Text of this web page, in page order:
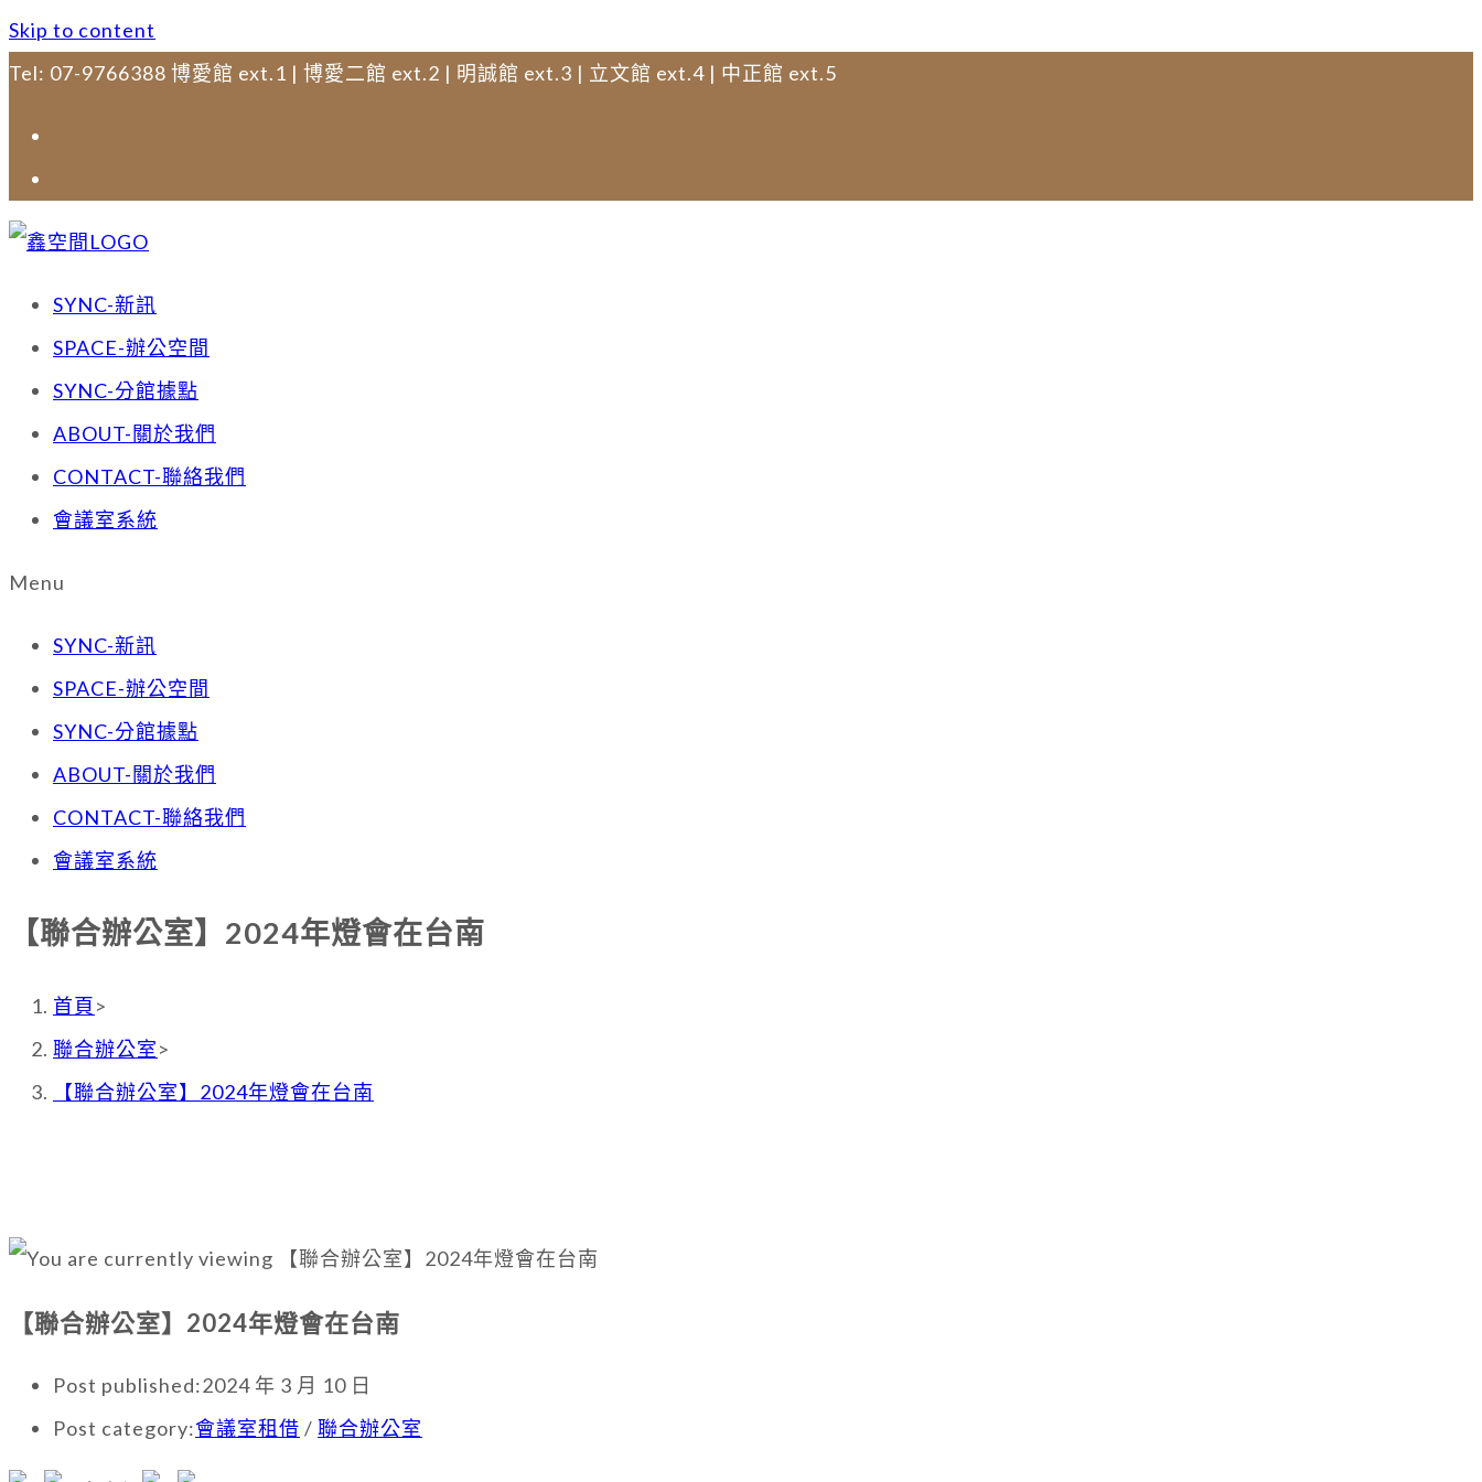
Skip to content
Tel: 07-9766388 博愛館 ext.1 | 博愛二館 ext.2 | 明誠館 ext.3 | 立文館 ext.4 | 中正館 ext.5
SYNC-新訊
SPACE-辦公空間
SYNC-分館據點
ABOUT-關於我們
CONTACT-聯絡我們
會議室系統
Menu
SYNC-新訊
SPACE-辦公空間
SYNC-分館據點
ABOUT-關於我們
CONTACT-聯絡我們
會議室系統
【聯合辦公室】2024年燈會在台南
首頁>
聯合辦公室>
【聯合辦公室】2024年燈會在台南
【聯合辦公室】2024年燈會在台南
Post published:2024 年 3 月 10 日
Post category:會議室租借 / 聯合辦公室